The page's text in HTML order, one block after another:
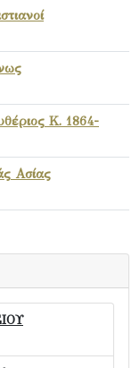
Κ. 1864-
Ασίας